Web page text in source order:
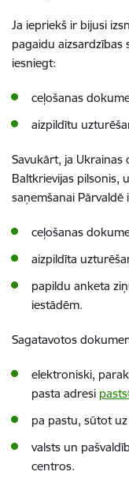
Ja iepriekš ir bijusi
pagaidu
iesniegt:
ceļošanas
aizpildītu
Savukārt, ja Ukrainas
Baltkrievijas pilsonis,
saņemšanai Pārvaldē
ceļošanas
aizpildīta
papildu anketa
iestādēm.
Sagatavotos
elektroniski,
pasta adresi
pa pastu, sūtot
valsts un
centros.